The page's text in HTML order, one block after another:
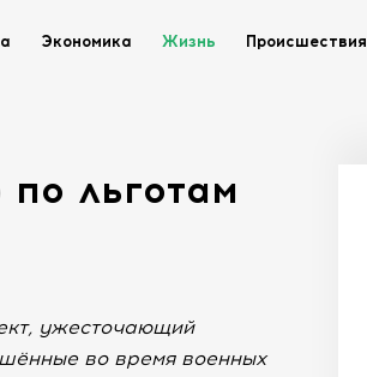
Экономика Жизнь Происшествия
льготам
ужесточающий
во время военных